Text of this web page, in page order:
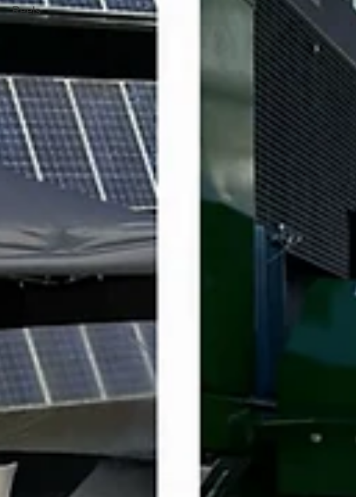
Reels